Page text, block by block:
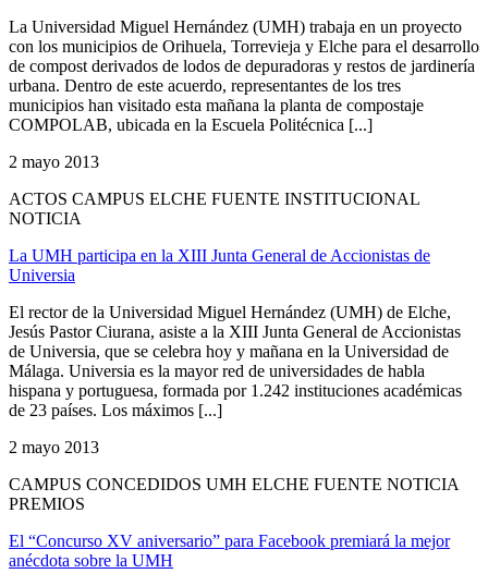
La Universidad Miguel Hernández (UMH) trabaja en un proyecto
con los municipios de Orihuela, Torrevieja y Elche para el desarrollo
de compost derivados de lodos de depuradoras y restos de jardinería
urbana. Dentro de este acuerdo, representantes de los tres
municipios han visitado esta mañana la planta de compostaje
COMPOLAB, ubicada en la Escuela Politécnica [...]
2 mayo 2013
ACTOS CAMPUS ELCHE FUENTE INSTITUCIONAL
NOTICIA
La UMH participa en la XIII Junta General de Accionistas de
Universia
El rector de la Universidad Miguel Hernández (UMH) de Elche,
Jesús Pastor Ciurana, asiste a la XIII Junta General de Accionistas
de Universia, que se celebra hoy y mañana en la Universidad de
Málaga. Universia es la mayor red de universidades de habla
hispana y portuguesa, formada por 1.242 instituciones académicas
de 23 países. Los máximos [...]
2 mayo 2013
CAMPUS CONCEDIDOS UMH ELCHE FUENTE NOTICIA
PREMIOS
El “Concurso XV aniversario” para Facebook premiará la mejor
anécdota sobre la UMH